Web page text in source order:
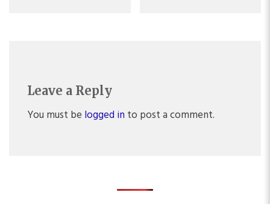
Leave a Reply
You must be logged in to post a comment.